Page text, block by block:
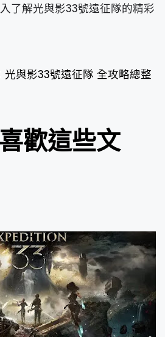
了解光與影33號遠征隊的精彩
光與影33號遠征隊 全攻略總整
歡這些文